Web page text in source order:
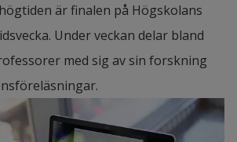
är finalen på Högskolans
Under veckan delar bland
med sig av sin forskning